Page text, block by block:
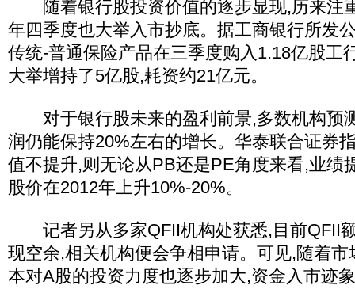
随着银行股投资价值的逐步显现,历来注
年四季度也大举入市抄底。据工商银行所发
传统-普通保险产品在三季度购入1.18亿股工
大举增持了5亿股,耗资约21亿元。
对于银行股未来的盈利前景,多数机构预
润仍能保持20%左右的增长。华泰联合证券
值不提升,则无论从PB还是PE角度来看,业绩
股价在2012年上升10%-20%。
记者另从多家QFII机构处获悉,目前QFII
现空余,相关机构便会争相申请。可见,随着
本对A股的投资力度也逐步加大,资金入市迹